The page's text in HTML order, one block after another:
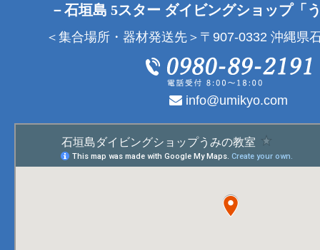
－石垣島 5スター ダイビングショップ「
＜集合場所・器材発送先＞〒907-0332 沖縄県
info@umikyo.com